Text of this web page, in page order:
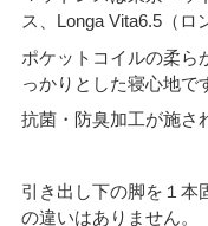
ス、Longa Vita6.5（ロ
ポケットコイルの柔ら
っかりとした寝心地で
抗菌・防臭加工が施さ
引き出し下の脚を１本
の違いはありません。